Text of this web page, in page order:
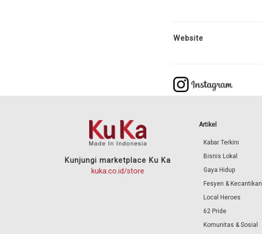
Website
Kunjungi marketplace Ku Ka
kuka.co.id/store
Artikel
Kabar Terkini
Bisnis Lokal
Gaya Hidup
Fesyen & Kecantikan
Local Heroes
62 Pride
Komunitas & Sosial